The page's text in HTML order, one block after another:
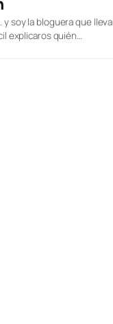
y soy la bloguera que lleva
explicaros quién…